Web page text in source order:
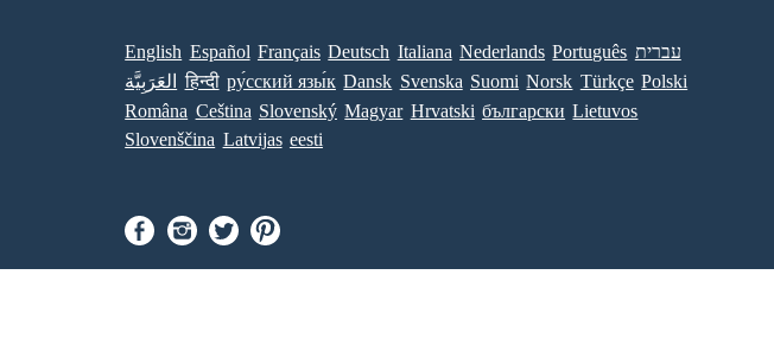
English Español Français Deutsch Italiana Nederlands Português עברית
العَرَبِيَّة
हिन्दी ру́сский язы́к Dansk Svenska Suomi Norsk Türkçe Polski
Româna Ceština Slovenský Magyar Hrvatski български Lietuvos
Slovenščina Latvijas eesti